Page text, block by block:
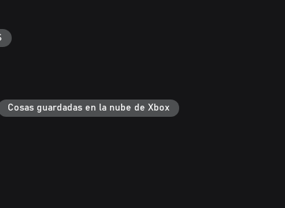
Cosas guardadas en la nube de Xbox